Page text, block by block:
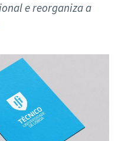
e reorganiza a